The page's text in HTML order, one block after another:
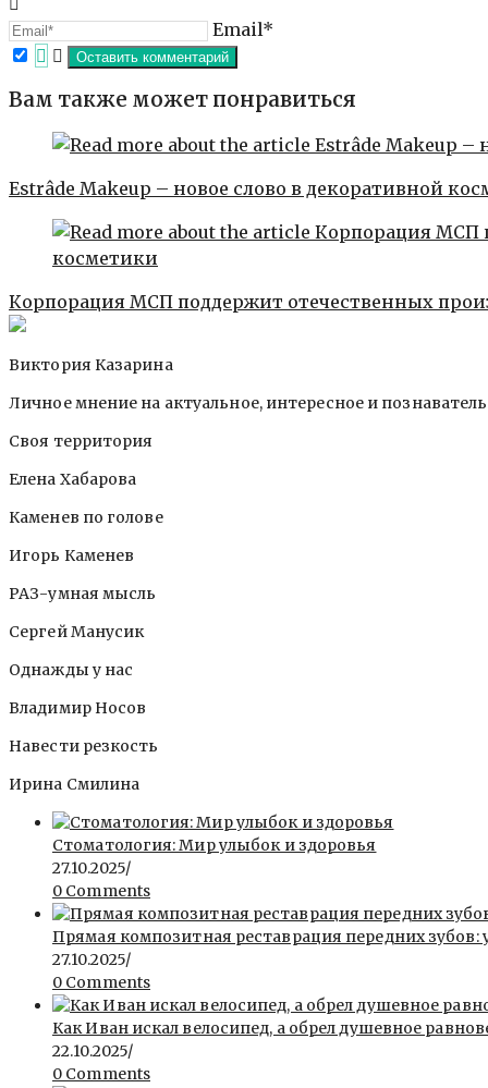
Email*
Вам также может понравиться
Estrâde Makeup – новое слово в декоративной
Корпорация МСП поддержит отечественных
Виктория Казарина
Личное мнение на актуальное, интересное и
Своя территория
Елена Хабарова
Каменев по голове
Игорь Каменев
РАЗ-умная мысль
Сергей Манусик
Однажды у нас
Владимир Носов
Навести резкость
Ирина Смилина
Стоматология: Мир улыбок и здоровья
27.10.2025/
0 Comments
Прямая композитная реставрация передних зубов:
27.10.2025/
0 Comments
Как Иван искал велосипед, а обрел душевное
22.10.2025/
0 Comments